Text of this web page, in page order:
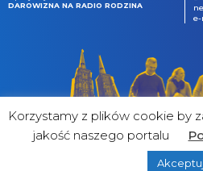
DAROWIZNA NA RADIO RODZINA
e-
&
Korzystamy z plików cookie by
jakość naszego portalu